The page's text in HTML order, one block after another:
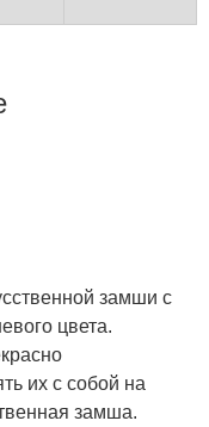
замши с
цвета.
их с собой на
замша.